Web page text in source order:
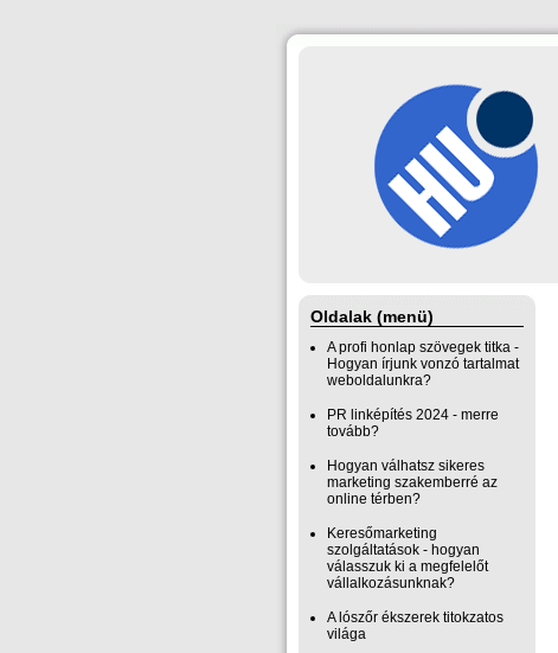
Oldalak (menü)
A profi honlap szövegek titka -
Hogyan írjunk vonzó tartalmat
weboldalunkra?
PR linképítés 2024 - merre
tovább?
Hogyan válhatsz sikeres
marketing szakemberré az
online térben?
Keresőmarketing
szolgáltatások - hogyan
válasszuk ki a megfelelőt
vállalkozásunknak?
A lószőr ékszerek titokzatos
világa